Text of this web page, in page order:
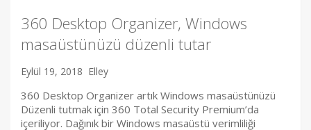
360 Desktop Organizer, Windows
masaüstünüzü düzenli tutar
Eylül 19, 2018 Elley
360 Desktop Organizer artık Windows masaüstünüzü
Düzenli tutmak için 360 Total Security Premium’da
içeriliyor. Dağınık bir Windows masaüstü verimliliği